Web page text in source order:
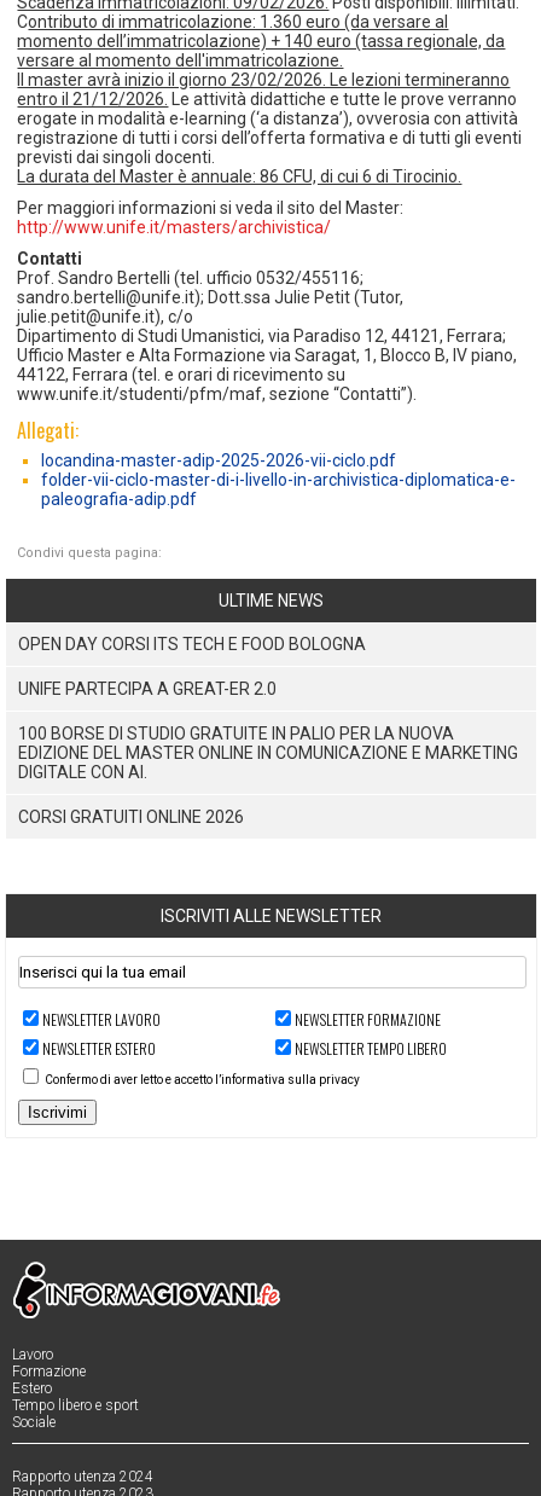
Contributo di immatricolazione: 1.360 euro (da versare al
momento dell’immatricolazione) + 140 euro (tassa regionale, da
versare al momento dell'immatricolazione.
Il master avrà inizio il giorno 23/02/2026. Le lezioni termineranno
entro il 21/12/2026. Le attività didattiche e tutte le prove verranno
erogate in modalità e-learning (‘a distanza’), ovverosia con attività
registrazione di tutti i corsi dell’offerta formativa e di tutti gli eventi
previsti dai singoli docenti.
La durata del Master è annuale: 86 CFU, di cui 6 di Tirocinio.
Per maggiori informazioni si veda il sito del Master:
http://www.unife.it/masters/archivistica/
Contatti
Prof. Sandro Bertelli (tel. ufficio 0532/455116;
sandro.bertelli@unife.it); Dott.ssa Julie Petit (Tutor,
julie.petit@unife.it), c/o
Dipartimento di Studi Umanistici, via Paradiso 12, 44121, Ferrara;
Ufficio Master e Alta Formazione via Saragat, 1, Blocco B, IV piano,
44122, Ferrara (tel. e orari di ricevimento su
www.unife.it/studenti/pfm/maf, sezione “Contatti”).
Allegati:
locandina-master-adip-2025-2026-vii-ciclo.pdf
folder-vii-ciclo-master-di-i-livello-in-archivistica-diplomatica-e-
paleografia-adip.pdf
Condivi questa pagina:
ULTIME NEWS
OPEN DAY CORSI ITS TECH E FOOD BOLOGNA
UNIFE PARTECIPA A GREAT-ER 2.0
100 BORSE DI STUDIO GRATUITE IN PALIO PER LA NUOVA
EDIZIONE DEL MASTER ONLINE IN COMUNICAZIONE E MARKETING
DIGITALE CON AI.
CORSI GRATUITI ONLINE 2026
ISCRIVITI ALLE NEWSLETTER
NEWSLETTER LAVORO
NEWSLETTER FORMAZIONE
NEWSLETTER ESTERO
NEWSLETTER TEMPO LIBERO
Confermo di aver letto e accetto l’informativa sulla privacy
Iscrivimi
Lavoro
Formazione
Estero
Tempo libero e sport
Sociale
Rapporto utenza 2024